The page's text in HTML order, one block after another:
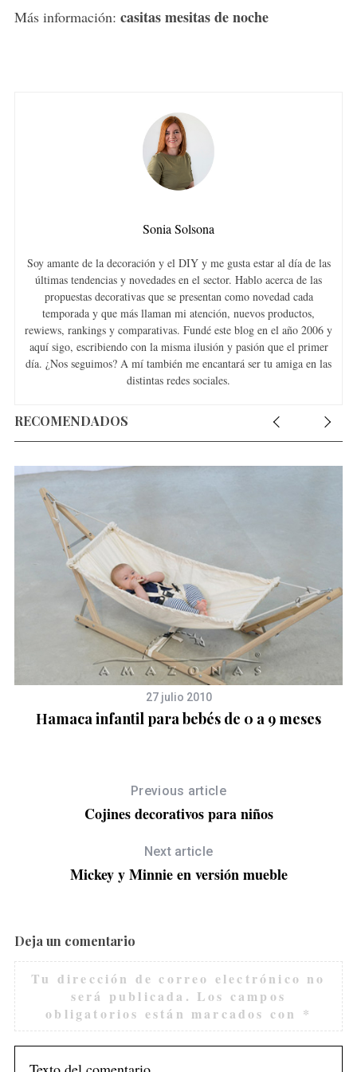
Más información: casitas mesitas de noche
Sonia Solsona
Soy amante de la decoración y el DIY y me gusta estar al día de las
últimas tendencias y novedades en el sector. Hablo acerca de las
propuestas decorativas que se presentan como novedad cada
temporada y que más llaman mi atención, nuevos productos,
rewiews, rankings y comparativas. Fundé este blog en el año 2006 y
aquí sigo, escribiendo con la misma ilusión y pasión que el primer
día. ¿Nos seguimos? A mí también me encantará ser tu amiga en las
distintas redes sociales.
RECOMENDADOS
27 julio 2010
Hamaca infantil para bebés de 0 a 9 meses
Previous article
Cojines decorativos para niños
Next article
Mickey y Minnie en versión mueble
Deja un comentario
Tu dirección de correo electrónico no
será publicada. Los campos
obligatorios están marcados con *
e